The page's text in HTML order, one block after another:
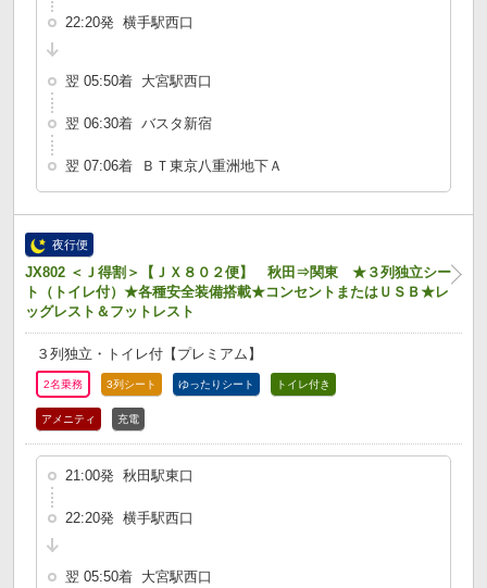
22:20発 横手駅西口
翌 05:50着 大宮駅西口
翌 06:30着 バスタ新宿
翌 07:06着 ＢＴ東京八重洲地下Ａ
夜行便
JX802 ＜Ｊ得割＞【ＪＸ８０２便】 秋田⇒関東 ★３列独立シー
ト（トイレ付）★各種安全装備搭載★コンセントまたはＵＳＢ★レ
ッグレスト＆フットレスト
３列独立・トイレ付【プレミアム】
2名乗務 3列シート ゆったりシート トイレ付き
アメニティ 充電
21:00発 秋田駅東口
22:20発 横手駅西口
翌 05:50着 大宮駅西口